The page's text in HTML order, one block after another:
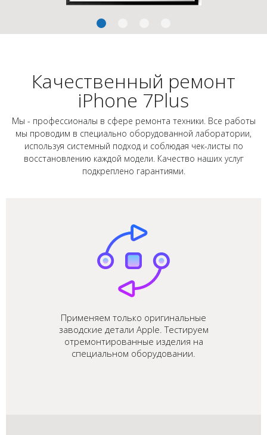
Качественный ремонт
iPhone 7Plus
Мы - профессионалы в сфере ремонта техники. Все работы
мы проводим в специально оборудованной лаборатории,
используя системный подход и соблюдая чек-листы по
восстановлению каждой модели. Качество наших услуг
подкреплено гарантиями.
Применяем только оригинальные
заводские детали Apple. Тестируем
отремонтированные изделия на
специальном оборудовании.